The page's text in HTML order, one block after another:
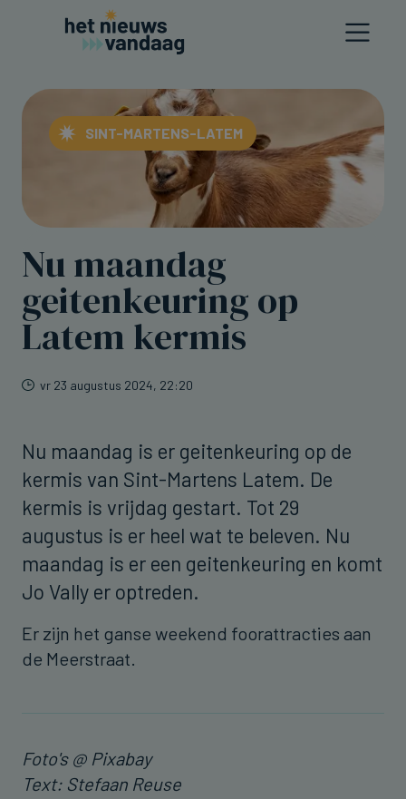
SINT-MARTENS-LATEM
Nu maandag
geitenkeuring op
Latem kermis
vr 23 augustus 2024, 22:20
Nu maandag is er geitenkeuring op de
kermis van Sint-Martens Latem. De
kermis is vrijdag gestart. Tot 29
augustus is er heel wat te beleven. Nu
maandag is er een geitenkeuring en komt
Jo Vally er optreden.
Er zijn het ganse weekend foorattracties aan
de Meerstraat.
Foto's @ Pixabay
Text: Stefaan Reuse